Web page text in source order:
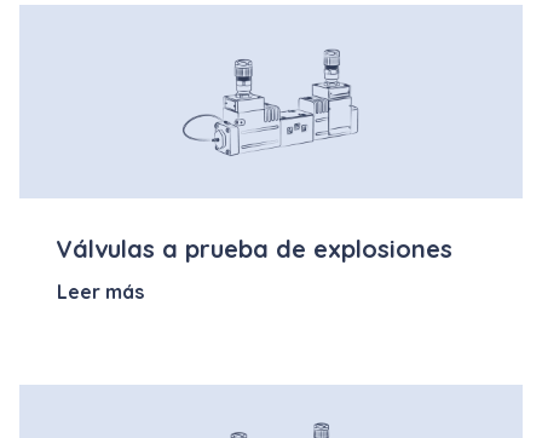
Válvulas a prueba de explosiones
Leer más